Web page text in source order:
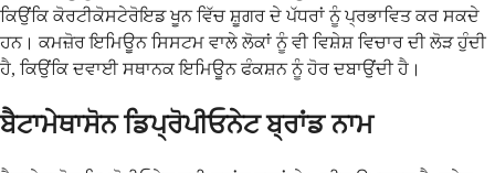
ਕਿਉਂਕਿ ਕੋਰਟੀਕੋਸਟੇਰੋਇਡ ਖੂਨ ਵਿੱਚ ਸ਼ੂਗਰ ਦੇ ਪੱਧਰਾਂ ਨੂੰ ਪ੍ਰਭਾਵਿਤ ਕਰ ਸਕਦੇ
ਹਨ। ਕਮਜ਼ੋਰ ਇਮਿਊਨ ਸਿਸਟਮ ਵਾਲੇ ਲੋਕਾਂ ਨੂੰ ਵੀ ਵਿਸ਼ੇਸ਼ ਵਿਚਾਰ ਦੀ ਲੋੜ ਹੁੰਦੀ
ਹੈ, ਕਿਉਂਕਿ ਦਵਾਈ ਸਥਾਨਕ ਇਮਿਊਨ ਫੰਕਸ਼ਨ ਨੂੰ ਹੋਰ ਦਬਾਉਂਦੀ ਹੈ।
ਬੈਟਾਮੇਥਾਸੋਨ ਡਿਪ੍ਰੋਪੀਓਨੇਟ ਬ੍ਰਾਂਡ ਨਾਮ